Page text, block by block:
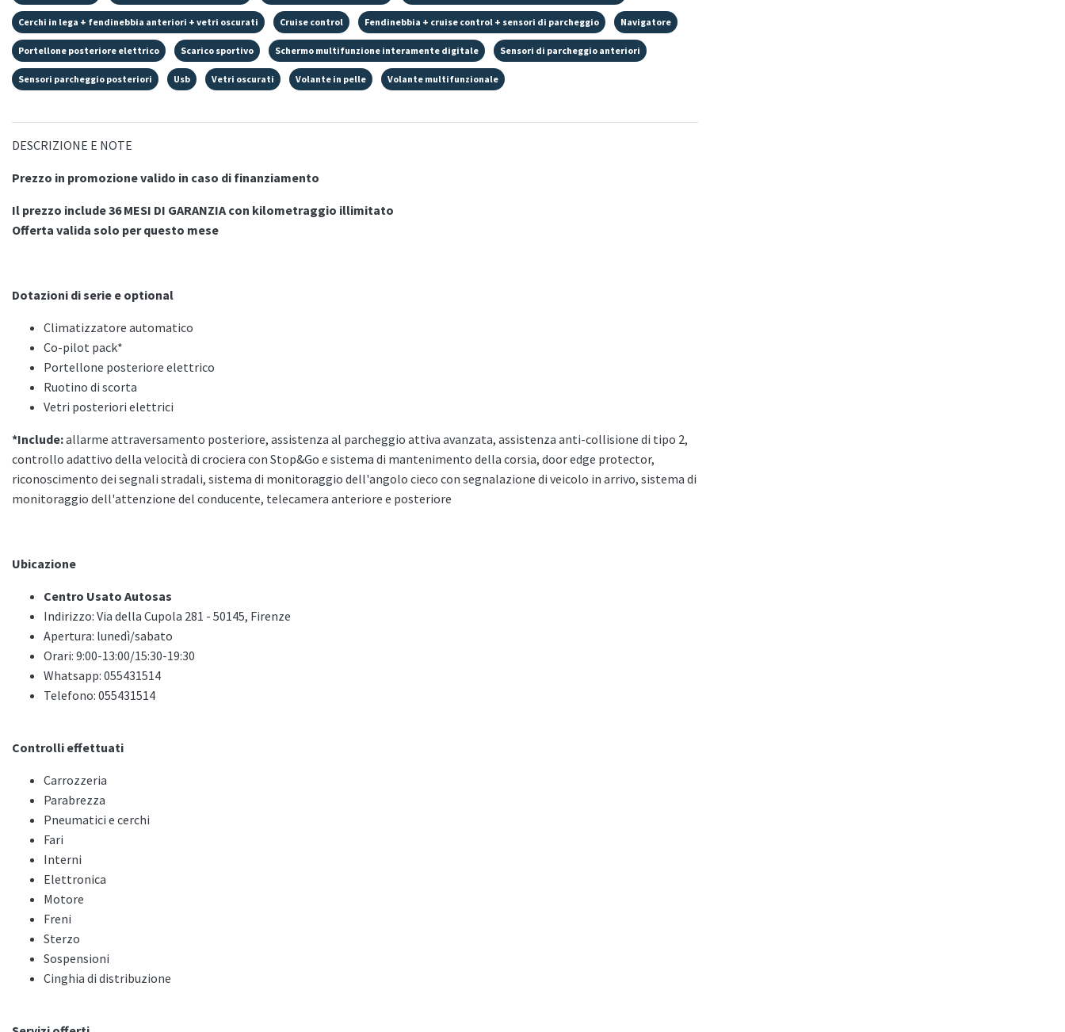
Cerchi in lega + fendinebbia anteriori + vetri oscurati Cruise control Fendinebbia + cruise control + sensori di parcheggio Navigatore
Portellone posteriore elettrico Scarico sportivo Schermo multifunzione interamente digitale Sensori di parcheggio anteriori
Sensori parcheggio posteriori Usb Vetri oscurati Volante in pelle Volante multifunzionale
DESCRIZIONE E NOTE
Prezzo in promozione valido in caso di finanziamento
Il prezzo include 36 MESI DI GARANZIA con kilometraggio illimitato
Offerta valida solo per questo mese
Dotazioni di serie e optional
Climatizzatore automatico
Co-pilot pack*
Portellone posteriore elettrico
Ruotino di scorta
Vetri posteriori elettrici
*Include:allarme attraversamento posteriore, assistenza al parcheggio attiva avanzata, assistenza anti-collisione di tipo 2,
controllo adattivo della velocità di crociera con Stop&Go e sistema di mantenimento della corsia, door edge protector,
riconoscimento dei segnali stradali, sistema di monitoraggio dell'angolo cieco con segnalazione di veicolo in arrivo, sistema di
monitoraggio dell'attenzione del conducente, telecamera anteriore e posteriore
Ubicazione
Centro Usato Autosas
Indirizzo: Via della Cupola 281 - 50145, Firenze
Apertura: lunedì/sabato
Orari: 9:00-13:00/15:30-19:30
Whatsapp: 055431514
Telefono: 055431514
Controlli effettuati
Carrozzeria
Parabrezza
Pneumatici e cerchi
Fari
Interni
Elettronica
Motore
Freni
Sterzo
Sospensioni
Cinghia di distribuzione